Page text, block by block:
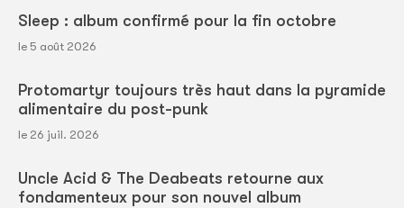
Sleep : album confirmé pour la fin octobre
le 5 août 2026
Protomartyr toujours très haut dans la pyramide
alimentaire du post-punk
le 26 juil. 2026
Uncle Acid & The Deabeats retourne aux
fondamenteux pour son nouvel album